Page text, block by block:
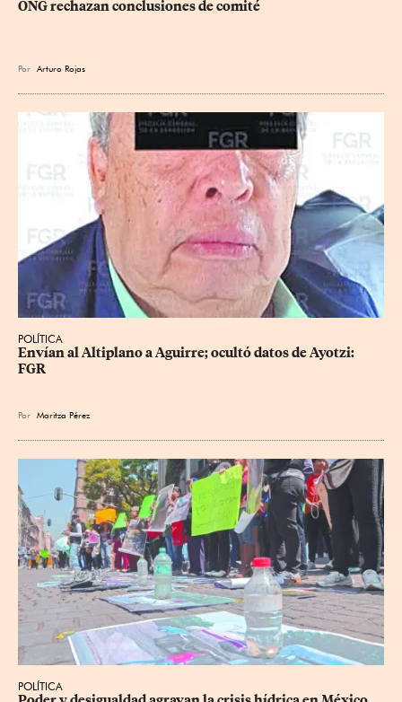
ONG rechazan conclusiones de comité
Por Arturo Rojas
POLÍTICA
Envían al Altiplano a Aguirre; ocultó datos de Ayotzi:
FGR
Por Maritza Pérez
POLÍTICA